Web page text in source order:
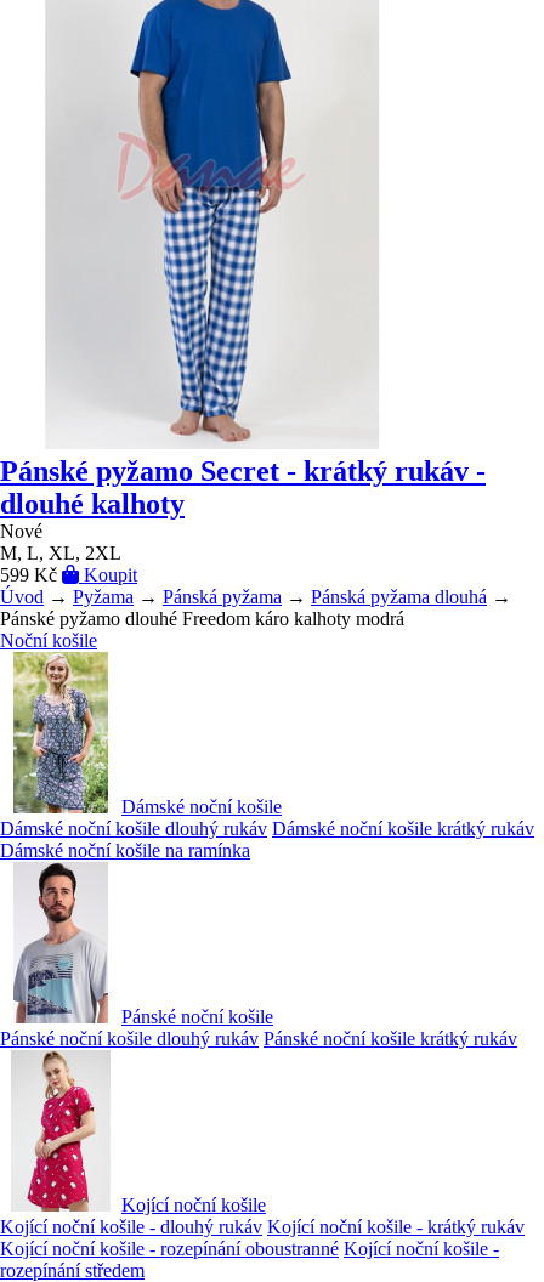
Pánské pyžamo Secret - krátký rukáv -
dlouhé kalhoty
Nové
M, L, XL, 2XL
599 Kč
Koupit
Úvod → Pyžama → Pánská pyžama → Pánská pyžama dlouhá →
Pánské pyžamo dlouhé Freedom káro kalhoty modrá
Noční košile
Dámské noční košile
Dámské noční košile dlouhý rukáv Dámské noční košile krátký rukáv
Dámské noční košile na ramínka
Pánské noční košile
Pánské noční košile dlouhý rukáv Pánské noční košile krátký rukáv
Kojící noční košile
Kojící noční košile - dlouhý rukáv Kojící noční košile - krátký rukáv
Kojící noční košile - rozepínání oboustranné Kojící noční košile -
rozepínání středem